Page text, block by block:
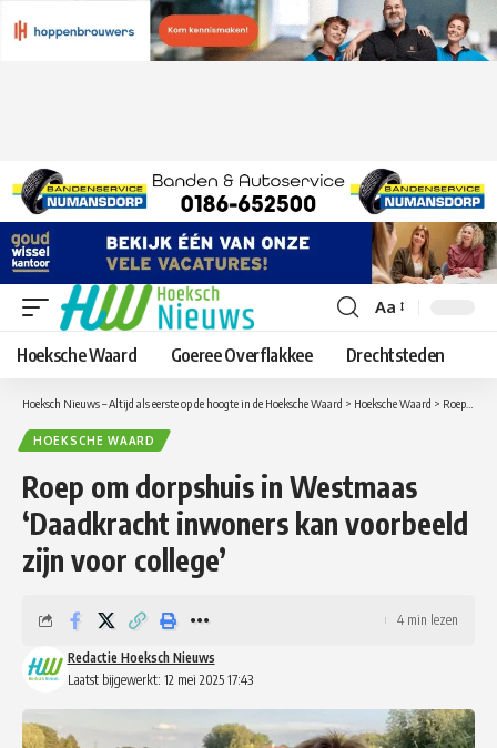
Lettergrootte
aanpassen
Aa
Hoeksche Waard Goeree Overflakkee Drechtsteden
Hoeksch Nieuws – Altijd als eerste op de hoogte in de Hoeksche Waard > Hoeksche Waard > Roep om dorpshuis in Westmaas ‘Daadkracht inwoners kan voorbeeld zijn voor college’
HOEKSCHE WAARD
Roep om dorpshuis in Westmaas
‘Daadkracht inwoners kan voorbeeld
zijn voor college’
Laatst bijgewerkt: 12 mei 2025 17:43
Redactie Hoeksch Nieuws
4 min lezen